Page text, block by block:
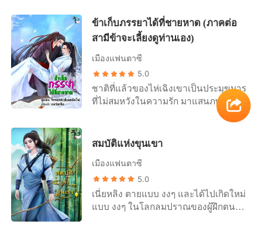
เป็นเช่นนัน เธอตื่นขึ้นมาในร่างของ
หยางจื้อซี เด็กหญิงอายุ เพียง 13 ขวบปี
ในหมู่บ้านป่าหมอก ในดินแดนโบราณ
ล้าหลังที่ไม่มีในประวัติศาสตร์ คล้ายกับ
ว่าเป็นโลกคู่ขนานที่อยู่อีกมิติหนึ่ง เธอ
ตื่นขึ้นมาในบ้านที่ผุพัง ครอบครัวยากจน
มีแม่ที่อ่อนแอและเจ็บป่วย มีพี่น้องที่อายุ
น้อย มีปู่ย่าตายายที่เห็นแก่ตัวและใจร้าย
มีลุงที่เห็นแก่ได้ป้าสะใภ้ที่เต็มไปด้วย
ความละโมบโมบโลภมาก หยางจื้อซี คิด
ว่านับจากนี้ไปชีวิตจะต้องอยู่ได้ด้วยตัว
เอง หากใครมารังแกก็แค่ทุบตี เธอไม่เชื่อ
ว่าด้วยพลังที่ติดตัวเธอมาจากชาติที่แล้ว
จะไม่สามารถอยู่รอดได้ในโลกล้าหลัง
ด่วนจากไปเมื่อ 5ปีที่แล้ว หรือแม้กระทั่ง
พ่อแม่ของเธอเองที่เพิ่งจะเสียไปเมื่อ
เหลือญาติพี่น้องที่ไหนอีกแล้ว นอกจาก
เพื่อนสนิท ที่เหลืออยู่เพียงหนึ่งเดียว เช่น
พร อยู่มาวันหนึ่งเอ๋ได้ฝันถึงชลดา เพื่อน
รักอีกคนที่จากไปแล้ว ในฝัน ชลดา บอก
กับเธอว่า หลังจากที่ตายไปแล้วชลดาก็
มีสามีมีลูกได้เล่า และในฝัน ชลดาบอก
ว่านี่เป็นคำตอบสำหรับตัวเธอว่าตาย
แล้วไปไหน ส่วนคนอื่นเธอไม่รู้จริงๆ ว่า
ตายแล้วไปไหน แต่ตัวชลดาเองบอกกับ
เอ๋ ว่าตายแล้วไปมีสามีและมีลูก เช้าวัน
ต่อมา เอ๋ก็ไปทำงานตามปกติ แต่ที่ไม่
ข้าเก็บภรรยาได้ที่ชายหาด (ภาคต่อ
สามีข้าจะเลี้ยงดูท่านเอง)
เมืองแฟนตาซี
5.0
ชาติที่แล้วของไห่เฉิงเขาเป็นประมุขมาร
ที่ไม่สมหวังในความรัก มาแสนภพแสน
ชาติ และภพชาติที่หนึ่งแสนของเขา มี
และเหลือเสี้ยวดวงจิตเอาไว้เพียงน้อยนิด
ดวงจิตที่เหลืออยู่เขาอ้อนวอนขอต่อมหา
เทพขอให้เขาได้เกิดเป็นมนุษธรรมดา ที่
สมหวังในความรักม่ีครอบครัวที่อบอุ่น
และไม่ขอจดจำอดีตชาติของตัวเองอีก
ต่อไป เขาขอเริ่มต้นใหม่ในดินแดน
สมบัติแห่งขุนเขา
เมืองแฟนตาซี
5.0
เนี่ยหลิง ตายแบบ งงๆ และได้ไปเกิดใหม่
แบบ งงๆ ในโลกลมปราณของผู้ฝึกตน